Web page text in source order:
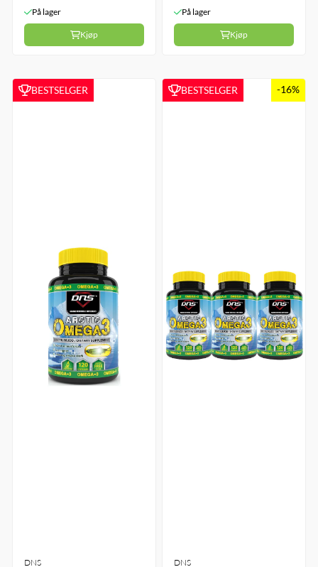
På lager
Kjøp
På lager
Kjøp
BESTSELGER
DNS
BESTSELGER -16%
DNS